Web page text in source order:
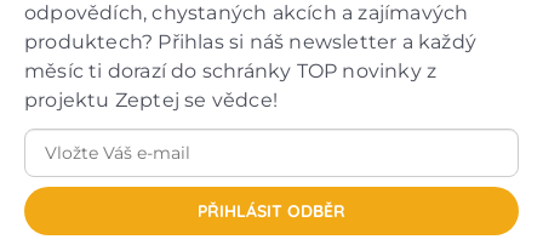
odpovědích, chystaných akcích a zajímavých
produktech? Přihlas si náš newsletter a každý
měsíc ti dorazí do schránky TOP novinky z
projektu Zeptej se vědce!
PŘIHLÁSIT ODBĚR